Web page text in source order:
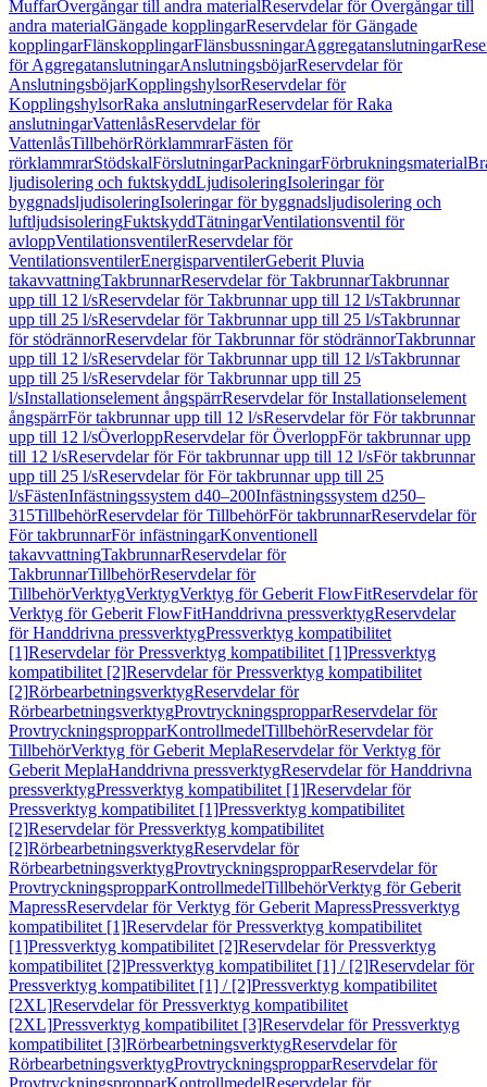
MuffarÖvergångar till andra materialReservdelar för Övergångar till
andra materialGängade kopplingarReservdelar för Gängade
kopplingarFlänskopplingarFlänsbussningarAggregatanslutningar
för AggregatanslutningarAnslutningsböjarReservdelar för
AnslutningsböjarKopplingshylsorReservdelar för
KopplingshylsorRaka anslutningarReservdelar för Raka
anslutningarVattenlåsReservdelar för
VattenlåsTillbehörRörklammrarFästen för
rörklammrarStödskalFörslutningarPackningarFörbrukningsmaterial
ljudisolering och fuktskyddLjudisoleringIsoleringar för
byggnadsljudisoleringIsoleringar för byggnadsljudisolering och
luftljudsisoleringFuktskyddTätningarVentilationsventil för
avloppVentilationsventilerReservdelar för
VentilationsventilerEnergisparventilerGeberit Pluvia
takavvattningTakbrunnarReservdelar för TakbrunnarTakbrunnar
upp till 12 l/sReservdelar för Takbrunnar upp till 12 l/sTakbrunnar
upp till 25 l/sReservdelar för Takbrunnar upp till 25 l/sTakbrunnar
för stödrännorReservdelar för Takbrunnar för stödrännorTakbrunnar
upp till 12 l/sReservdelar för Takbrunnar upp till 12 l/sTakbrunnar
upp till 25 l/sReservdelar för Takbrunnar upp till 25
l/sInstallationselement ångspärrReservdelar för Installationselement
ångspärrFör takbrunnar upp till 12 l/sReservdelar för För takbrunnar
upp till 12 l/sÖverloppReservdelar för ÖverloppFör takbrunnar upp
till 12 l/sReservdelar för För takbrunnar upp till 12 l/sFör takbrunnar
upp till 25 l/sReservdelar för För takbrunnar upp till 25
l/sFästenInfästningssystem d40–200Infästningssystem d250–
315TillbehörReservdelar för TillbehörFör takbrunnarReservdelar för
För takbrunnarFör infästningarKonventionell
takavvattningTakbrunnarReservdelar för
TakbrunnarTillbehörReservdelar för
TillbehörVerktygVerktygVerktyg för Geberit FlowFitReservdelar för
Verktyg för Geberit FlowFitHanddrivna pressverktygReservdelar
för Handdrivna pressverktygPressverktyg kompatibilitet
[1]Reservdelar för Pressverktyg kompatibilitet [1]Pressverktyg
kompatibilitet [2]Reservdelar för Pressverktyg kompatibilitet
[2]RörbearbetningsverktygReservdelar för
RörbearbetningsverktygProvtryckningspropparReservdelar för
ProvtryckningspropparKontrollmedelTillbehörReservdelar för
TillbehörVerktyg för Geberit MeplaReservdelar för Verktyg för
Geberit MeplaHanddrivna pressverktygReservdelar för Handdrivna
pressverktygPressverktyg kompatibilitet [1]Reservdelar för
Pressverktyg kompatibilitet [1]Pressverktyg kompatibilitet
[2]Reservdelar för Pressverktyg kompatibilitet
[2]RörbearbetningsverktygReservdelar för
RörbearbetningsverktygProvtryckningspropparReservdelar för
ProvtryckningspropparKontrollmedelTillbehörVerktyg för Geberit
MapressReservdelar för Verktyg för Geberit MapressPressverktyg
kompatibilitet [1]Reservdelar för Pressverktyg kompatibilitet
[1]Pressverktyg kompatibilitet [2]Reservdelar för Pressverktyg
kompatibilitet [2]Pressverktyg kompatibilitet [1] / [2]Reservdelar för
Pressverktyg kompatibilitet [1] / [2]Pressverktyg kompatibilitet
[2XL]Reservdelar för Pressverktyg kompatibilitet
[2XL]Pressverktyg kompatibilitet [3]Reservdelar för Pressverktyg
kompatibilitet [3]RörbearbetningsverktygReservdelar för
RörbearbetningsverktygProvtryckningspropparReservdelar för
ProvtryckningspropparKontrollmedelReservdelar för